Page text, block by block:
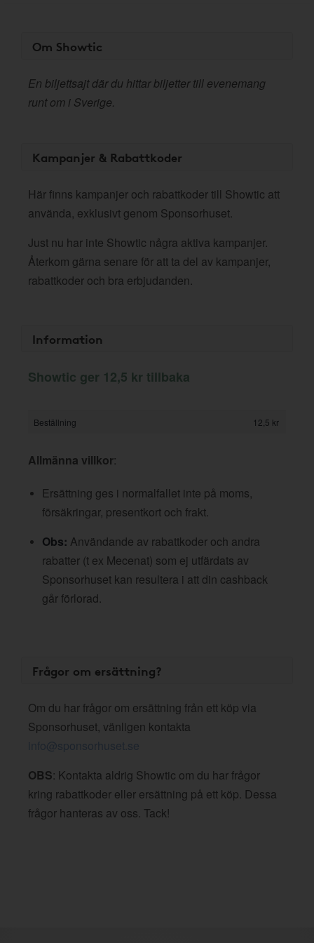
Om Showtic
En biljettsajt där du hittar biljetter till evenemang
runt om i Sverige.
Kampanjer & Rabattkoder
Här finns kampanjer och rabattkoder till Showtic att
använda, exklusivt genom Sponsorhuset.
Just nu har inte Showtic några aktiva kampanjer.
Återkom gärna senare för att ta del av kampanjer,
rabattkoder och bra erbjudanden.
Information
Showtic ger 12,5 kr tillbaka
Beställning 12,5 kr
Allmänna villkor:
Ersättning ges i normalfallet inte på moms,
försäkringar, presentkort och frakt.
Obs: Användande av rabattkoder och andra
rabatter (t ex Mecenat) som ej utfärdats av
Sponsorhuset kan resultera i att din cashback
går förlorad.
Frågor om ersättning?
Om du har frågor om ersättning från ett köp via
Sponsorhuset, vänligen kontakta
info@sponsorhuset.se
OBS: Kontakta aldrig Showtic om du har frågor
kring rabattkoder eller ersättning på ett köp. Dessa
frågor hanteras av oss. Tack!